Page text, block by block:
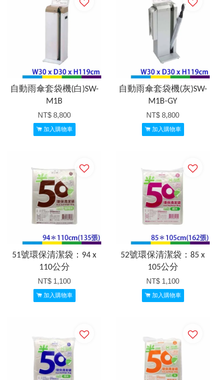
自動雨傘套袋機(白)SW-
M1B
NT$ 8,800
加入購物車
自動雨傘套袋機(灰)SW-
M1B-GY
NT$ 8,800
加入購物車
51號環保清潔袋：94 x
110公分
NT$ 1,100
加入購物車
52號環保清潔袋：85 x
105公分
NT$ 1,100
加入購物車